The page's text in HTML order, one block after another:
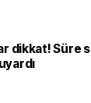
dikkat! Süre